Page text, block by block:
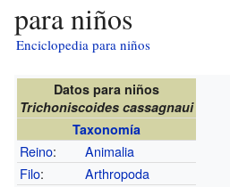
para niños
Enciclopedia para niños
Datos para niños
Trichoniscoides cassagnaui
Taxonomía
Reino:
Animalia
Filo:
Arthropoda